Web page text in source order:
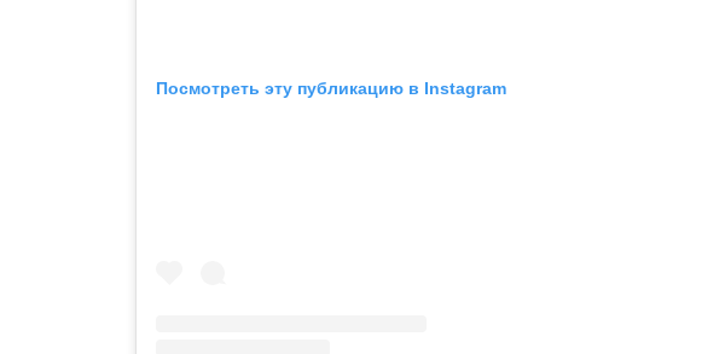
Посмотреть эту публикацию в Instagram